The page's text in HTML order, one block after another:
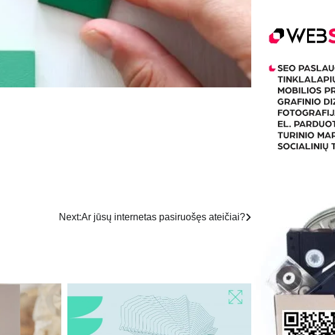
Next:Ar jūsų internetas pasiruošęs ateičiai?